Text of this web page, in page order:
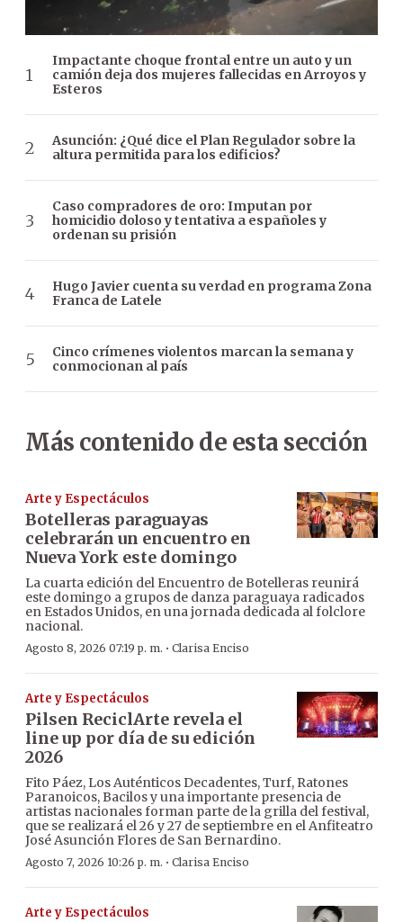
Impactante choque frontal entre un auto y un
camión deja dos mujeres fallecidas en Arroyos y
Esteros
Asunción: ¿Qué dice el Plan Regulador sobre la
altura permitida para los edificios?
Caso compradores de oro: Imputan por
homicidio doloso y tentativa a españoles y
ordenan su prisión
Hugo Javier cuenta su verdad en programa Zona
Franca de Latele
Cinco crímenes violentos marcan la semana y
conmocionan al país
Más contenido de esta sección
Arte y Espectáculos
Botelleras paraguayas
celebrarán un encuentro en
Nueva York este domingo
La cuarta edición del Encuentro de Botelleras reunirá
este domingo a grupos de danza paraguaya radicados
en Estados Unidos, en una jornada dedicada al folclore
nacional.
Agosto 8, 2026 07:19 p. m. · Clarisa Enciso
Arte y Espectáculos
Pilsen ReciclArte revela el
line up por día de su edición
2026
Fito Páez, Los Auténticos Decadentes, Turf, Ratones
Paranoicos, Bacilos y una importante presencia de
artistas nacionales forman parte de la grilla del festival,
que se realizará el 26 y 27 de septiembre en el Anfiteatro
José Asunción Flores de San Bernardino.
Agosto 7, 2026 10:26 p. m. · Clarisa Enciso
Arte y Espectáculos